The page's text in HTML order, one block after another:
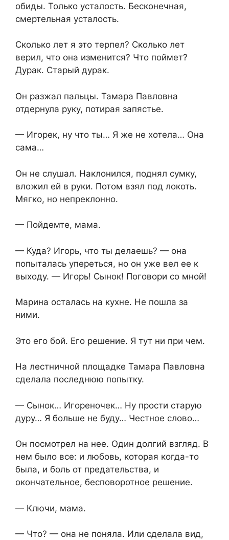
обиды. Только усталость. Бесконечная,
смертельная усталость.
Сколько лет я это терпел? Сколько лет
верил, что она изменится? Что поймет?
Дурак. Старый дурак.
Он разжал пальцы. Тамара Павловна
отдернула руку, потирая запястье.
— Игорек, ну что ты… Я же не хотела… Она
сама…
Он не слушал. Наклонился, поднял сумку,
вложил ей в руки. Потом взял под локоть.
Мягко, но непреклонно.
— Пойдемте, мама.
— Куда? Игорь, что ты делаешь? — она
попыталась упереться, но он уже вел ее к
выходу. — Игорь! Сынок! Поговори со мной!
Марина осталась на кухне. Не пошла за
ними.
Это его бой. Его решение. Я тут ни при чем.
На лестничной площадке Тамара Павловна
сделала последнюю попытку.
— Сынок… Игореночек… Ну прости старую
дуру… Я больше не буду… Честное слово…
Он посмотрел на нее. Один долгий взгляд. В
нем было все: и любовь, которая когда-то
была, и боль от предательства, и
окончательное, бесповоротное решение.
— Ключи, мама.
— Что? — она не поняла. Или сделала вид,